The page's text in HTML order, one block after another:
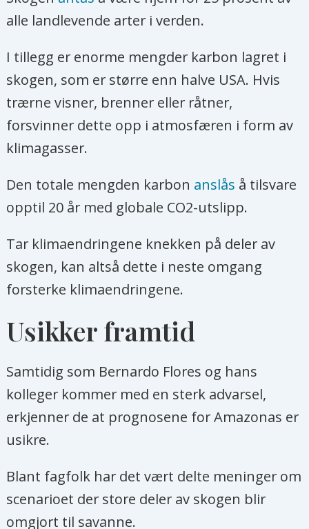
alle landlevende arter i verden.
I tillegg er enorme mengder karbon lagret i
skogen, som er større enn halve USA. Hvis
trærne visner, brenner eller råtner,
forsvinner dette opp i atmosfæren i form av
klimagasser.
Den totale mengden karbon anslås å tilsvare
opptil 20 år med globale CO2-utslipp.
Tar klimaendringene knekken på deler av
skogen, kan altså dette i neste omgang
forsterke klimaendringene.
Usikker framtid
Samtidig som Bernardo Flores og hans
kolleger kommer med en sterk advarsel,
erkjenner de at prognosene for Amazonas er
usikre.
Blant fagfolk har det vært delte meninger om
scenarioet der store deler av skogen blir
omgjort til savanne.